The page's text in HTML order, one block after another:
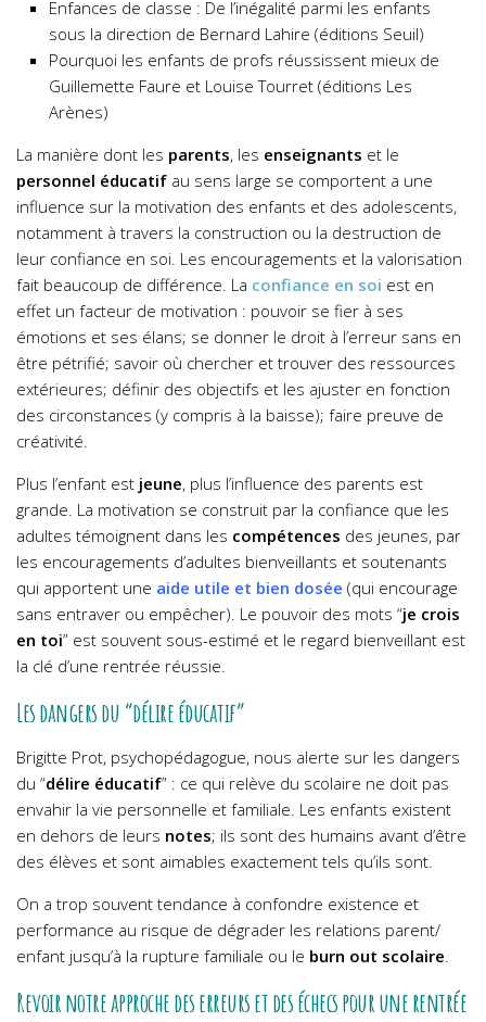
Enfances de classe : De l’inégalité parmi les enfants
sous la direction de Bernard Lahire (éditions Seuil)
Pourquoi les enfants de profs réussissent mieux de
Guillemette Faure et Louise Tourret (éditions Les
Arènes)
La manière dont les parents, les enseignants et le
personnel éducatif au sens large se comportent a une
influence sur la motivation des enfants et des adolescents,
notamment à travers la construction ou la destruction de
leur confiance en soi. Les encouragements et la valorisation
fait beaucoup de différence. La confiance en soi est en
effet un facteur de motivation : pouvoir se fier à ses
émotions et ses élans; se donner le droit à l’erreur sans en
être pétrifié; savoir où chercher et trouver des ressources
extérieures; définir des objectifs et les ajuster en fonction
des circonstances (y compris à la baisse); faire preuve de
créativité.
Plus l’enfant est jeune, plus l’influence des parents est
grande. La motivation se construit par la confiance que les
adultes témoignent dans les compétences des jeunes, par
les encouragements d’adultes bienveillants et soutenants
qui apportent une aide utile et bien dosée (qui encourage
sans entraver ou empêcher). Le pouvoir des mots “je crois
en toi” est souvent sous-estimé et le regard bienveillant est
la clé d’une rentrée réussie.
Les dangers du “délire éducatif”
Brigitte Prot, psychopédagogue, nous alerte sur les dangers
du “délire éducatif” : ce qui relève du scolaire ne doit pas
envahir la vie personnelle et familiale. Les enfants existent
en dehors de leurs notes; ils sont des humains avant d’être
des élèves et sont aimables exactement tels qu’ils sont.
On a trop souvent tendance à confondre existence et
performance au risque de dégrader les relations parent/
enfant jusqu’à la rupture familiale ou le burn out scolaire.
Revoir notre approche des erreurs et des échecs pour une rentrée